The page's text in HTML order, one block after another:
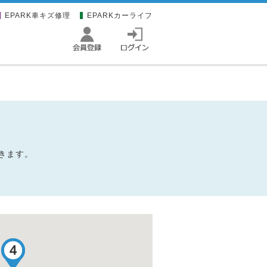
EPARK車キズ修理 EPARKカーライフ
ます。